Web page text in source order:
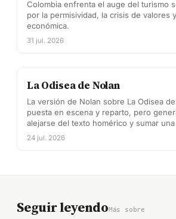
Colombia enfrenta el auge del turismo
por la permisividad, la crisis de valores
económica.
31 jul. 2026
La Odisea de Nolan
La versión de Nolan sobre La Odisea
puesta en escena y reparto, pero
alejarse del texto homérico y sumar
24 jul. 2026
Seguir leyendoMás sobre